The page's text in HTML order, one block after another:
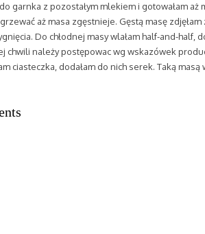
garnka z pozostałym mlekiem i gotowałam
aż masa zgęstnieje. Gęstą masę
Do chłodnej masy wlałam half-and-half,
chwili należy postępowac wg wskazówek
ciasteczka, dodałam do nich serek. Taką